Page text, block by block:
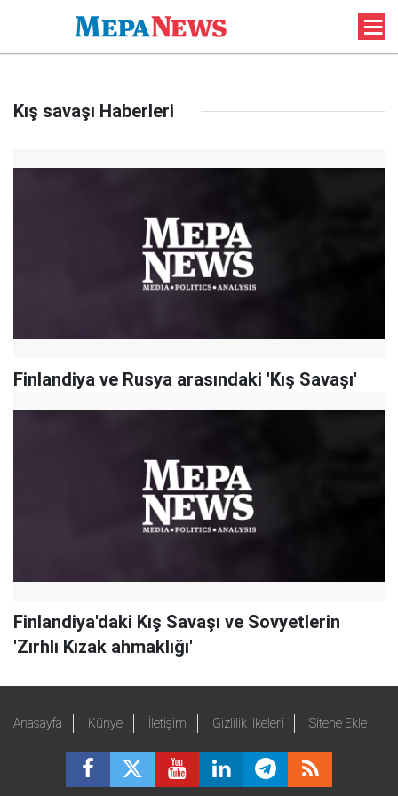
Kış savaşı Haberleri
Finlandiya ve Rusya arasındaki 'Kış Savaşı'
Finlandiya'daki Kış Savaşı ve Sovyetlerin
'Zırhlı Kızak ahmaklığı'
Anasayfa Künye İletişim Gizlilik İlkeleri Sitene Ekle